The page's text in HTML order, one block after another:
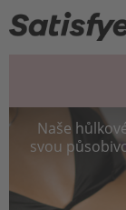
Naše
svou